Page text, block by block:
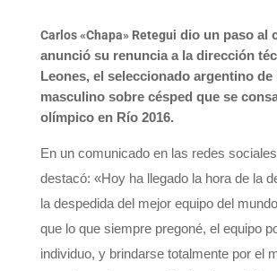
Carlos «Chapa» Retegui dio un paso al
anunció su renuncia a la dirección
Leones, el seleccionado argentino de
masculino sobre césped que se
olímpico en Río 2016.
En un comunicado en las redes
destacó: «Hoy ha llegado la hora de la
la despedida del mejor equipo del
que lo que siempre pregoné, el equipo
individuo, y brindarse totalmente por el